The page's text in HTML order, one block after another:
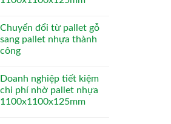
Chuyển đổi từ pallet gỗ
sang pallet nhựa thành
công
Doanh nghiệp tiết kiệm
chi phí nhờ pallet nhựa
1100x1100x125mm